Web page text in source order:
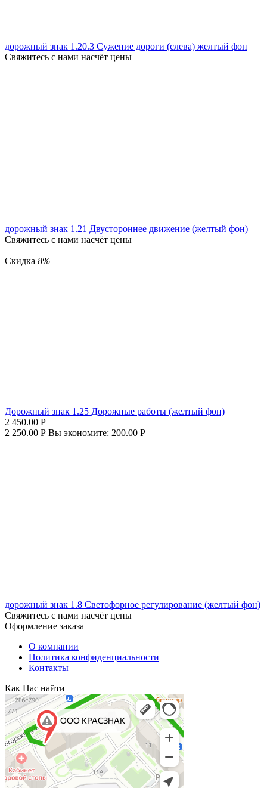
дорожный знак 1.20.3 Сужение дороги (слева) желтый фон
Свяжитесь с нами насчёт цены
дорожный знак 1.21 Двустороннее движение (желтый фон)
Свяжитесь с нами насчёт цены
Скидка 8%
Дорожный знак 1.25 Дорожные работы (желтый фон)
2 450.00 Р
2 250.00 Р Вы экономите: 200.00 Р
дорожный знак 1.8 Светофорное регулирование (желтый фон)
Свяжитесь с нами насчёт цены
Оформление заказа
О компании
Политика конфиденциальности
Контакты
Как Нас найти